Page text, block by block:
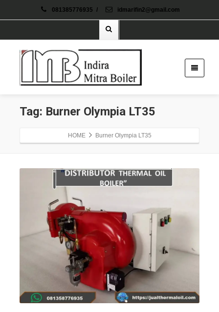
081385776935 / idmarifin2@gmail.com
Tag: Burner Olympia LT35
HOME Burner Olympia LT35